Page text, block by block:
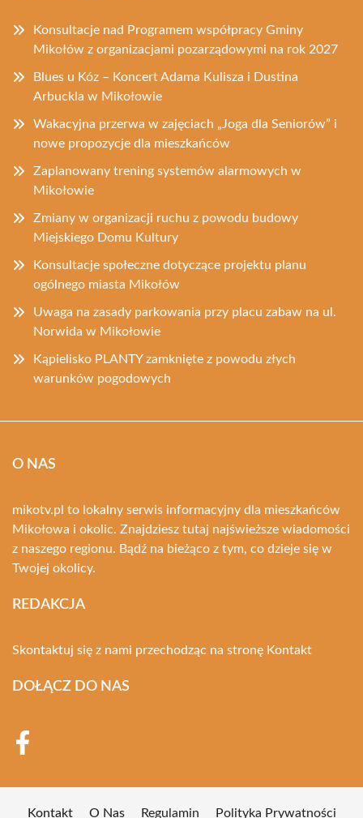
Konsultacje nad Programem współpracy Gminy
Mikołów z organizacjami pozarządowymi na rok 2027
Blues u Kóz – Koncert Adama Kulisza i Dustina
Arbuckla w Mikołowie
Wakacyjna przerwa w zajęciach „Joga dla Seniorów” i
nowe propozycje dla mieszkańców
Zaplanowany trening systemów alarmowych w
Mikołowie
Zmiany w organizacji ruchu z powodu budowy
Miejskiego Domu Kultury
Konsultacje społeczne dotyczące projektu planu
ogólnego miasta Mikołów
Uwaga na zasady parkowania przy placu zabaw na ul.
Norwida w Mikołowie
Kąpielisko PLANTY zamknięte z powodu złych
warunków pogodowych
O NAS
mikotv.pl to lokalny serwis informacyjny dla mieszkańców
Mikołowa i okolic. Znajdziesz tutaj najświeższe wiadomości
z naszego regionu. Bądź na bieżąco z tym, co dzieje się w
Twojej okolicy.
REDAKCJA
Skontaktuj się z nami przechodząc na stronę Kontakt
DOŁĄCZ DO NAS
Kontakt O Nas Regulamin Polityka Prywatności